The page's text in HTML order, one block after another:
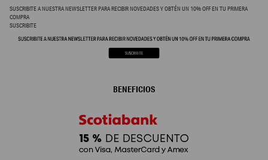
SUSCRIBITE A NUESTRA NEWSLETTER PARA RECIBIR NOVEDADES Y OBTÉN UN 10% OFF EN TU PRIMERA
COMPRA
SUSCRIBITE
BENEFICIOS